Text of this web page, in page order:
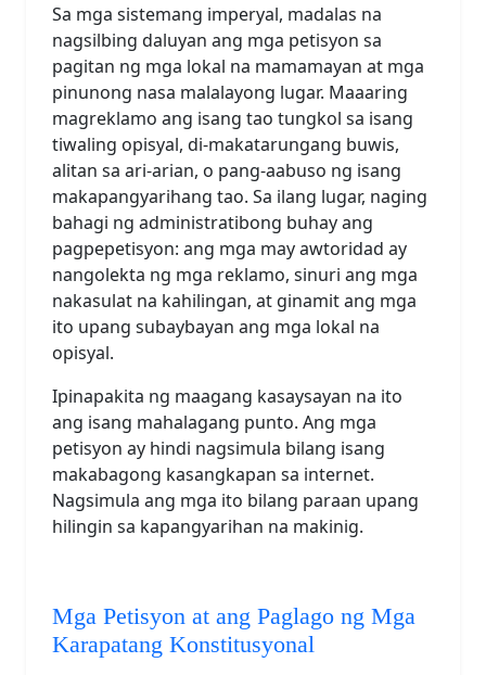
Sa mga sistemang imperyal, madalas na
nagsilbing daluyan ang mga petisyon sa
pagitan ng mga lokal na mamamayan at mga
pinunong nasa malalayong lugar. Maaaring
magreklamo ang isang tao tungkol sa isang
tiwaling opisyal, di-makatarungang buwis,
alitan sa ari-arian, o pang-aabuso ng isang
makapangyarihang tao. Sa ilang lugar, naging
bahagi ng administratibong buhay ang
pagpepetisyon: ang mga may awtoridad ay
nangolekta ng mga reklamo, sinuri ang mga
nakasulat na kahilingan, at ginamit ang mga
ito upang subaybayan ang mga lokal na
opisyal.
Ipinapakita ng maagang kasaysayan na ito
ang isang mahalagang punto. Ang mga
petisyon ay hindi nagsimula bilang isang
makabagong kasangkapan sa internet.
Nagsimula ang mga ito bilang paraan upang
hilingin sa kapangyarihan na makinig.
Mga Petisyon at ang Paglago ng Mga
Karapatang Konstitusyonal